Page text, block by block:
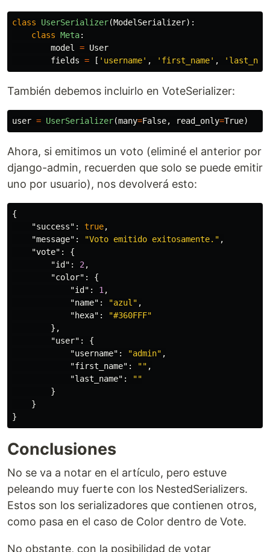
class UserSerializer(ModelSerializer):
class Meta:
model
= User
fields = [ ' username' , ' first_name' , '
También debemos incluirlo en VoteSerializer:
user = UserSerializer(many=False, read_only=True)
Ahora, si emitimos un voto (eliminé el anterior por
django-admin, recuerden que solo se puede emitir
uno por usuario), nos devolverá esto:
{
"success" : true,
"message" : "Voto emitido exitosamente." ,
"vote" :
{
"id" : 2 ,
"color" :
{
"id" : 1 ,
"name" : "azul" ,
"hexa" :
"#360FFF"
},
"user" :
{
"username" : "admin" ,
"first_name" : "" ,
"last_name" :
""
}
}
}
Conclusiones
No se va a notar en el artículo, pero estuve
peleando muy fuerte con los NestedSerializers.
Estos son los serializadores que contienen otros,
como pasa en el caso de Color dentro de Vote.
No obstante, con la posibilidad de votar